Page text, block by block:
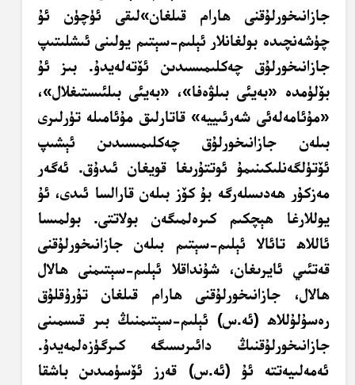
جازانىخورلۇقنى ھارام قىلغان»لىقى ئۈچۈن ئۇ
چۈشەنچىدە بولغانلار ئېلىم-سېتىم يولىنى ئىشلىتىپ
جازانىخورلۇق چەكلىمىسىدىن ئۆتەلەيدۇ. بىز ئۇ
بۆلۈمدە «بەيئى بىلۋەفا»، «بەيئى بىلئىستىغلال»،
«مۇئامەلەئى شەرئىييە» قاتارلىق مۇئامىلە تۈرلىرى
بىلەن جازانىخورلۇق چەكلىمىسىدىن ئېشىپ
ئۆتۈلگەنلىكىنىمۇ ئوتتۇرىغا قويغان ئىدۇق.ئەگەر
مەزكۇر ھەدىسلەرگە بۇ كۆز بىلەن قارالسا ئىدى، ئۇ
يوللارغا ھېچكىم كىرەلمىگەن بولاتتى. بولمىسا
ئاللاھ تائالا ئېلىم-سېتىم بىلەن جازانىخورلۇقنى
قەتئىي ئايرىغان، شۇنداقلا ئېلىم-سېتىمنى ھالال
ھالال، جازانىخورلۇقنى ھارام قىلغان تۇرۇقلۇق
رەسۇلۇللاھ (ئە.س) ئېلىم-سېتىمنىڭ بىر قىسمىنى
جازانىخورلۇقنىڭ دائىرىسىگە كىرگۈزەلمەيدۇ.
ئەمەلىيەتتە ئۇ (ئە.س) قەرز ئۆسۈمىدىن باشقا